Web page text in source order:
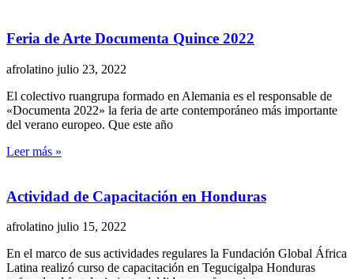
Feria de Arte Documenta Quince 2022
afrolatino julio 23, 2022
El colectivo ruangrupa formado en Alemania es el responsable de
«Documenta 2022» la feria de arte contemporáneo más importante
del verano europeo. Que este año
Leer más »
Actividad de Capacitación en Honduras
afrolatino julio 15, 2022
En el marco de sus actividades regulares la Fundación Global África
Latina realizó curso de capacitación en Tegucigalpa Honduras